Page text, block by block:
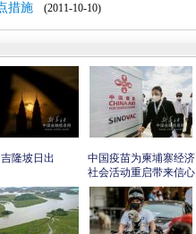
措施 (2011-10-10)
吉隆坡日出
中国疫苗为柬埔寨经济
社会活动重启带来信心